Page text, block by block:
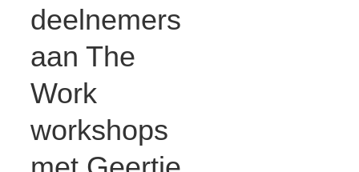
deelnemers
aan The
Work
workshops